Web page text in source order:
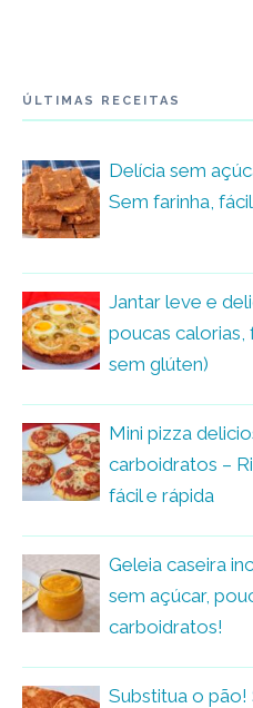
ÚLTIMAS RECEITAS
Delícia sem
Sem farinha,
Jantar leve e
poucas calorias,
sem glúten)
Mini pizza
carboidratos –
fácil e rápida
Geleia caseira
sem açúcar,
carboidratos!
Substitua o pão!